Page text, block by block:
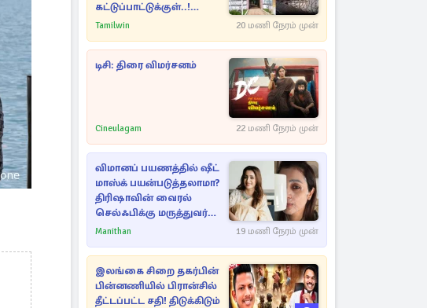
கட்டுப்பாட்டுக்குள்..!
அதிரடியாக களமிறங்கிய
Tamilwin 20 மணி நேரம் முன்
டிசி: திரை விமர்சனம்
Cineulagam 22 மணி நேரம் முன்
விமானப் பயணத்தில் ஷீட்
மாஸ்க் பயன்படுத்தலாமா?
திரிஷாவின் வைரல்
செல்ஃபிக்கு மருத்துவர்
விளக்கம்
Manithan 19 மணி நேரம் முன்
இலங்கை சிறை தகர்பின்
பின்னணியில் பிரான்சில்
தீட்டப்பட்ட சதி! திடுக்கிடும்